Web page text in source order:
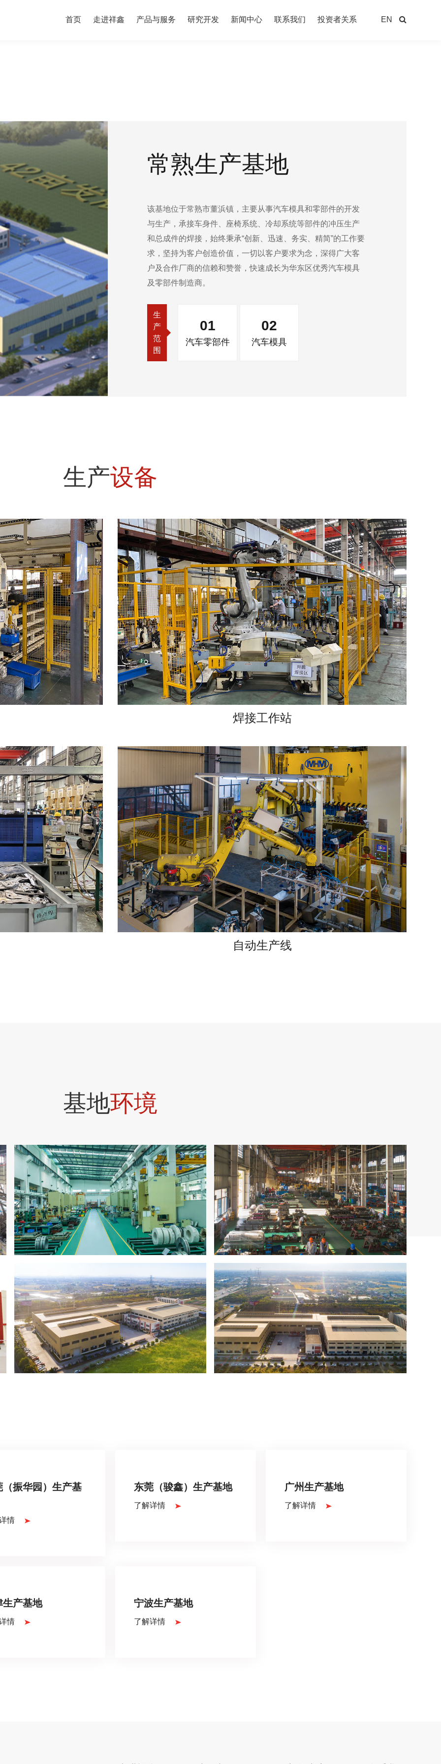
首页 走进祥鑫 产品与服务 研究开发 新闻中心 联系我们 投资者关系 EN
常熟生产基地
该基地位于常熟市董浜镇，主要从事汽车模具和零部件的开发
与生产，承接车身件、座椅系统、冷却系统等部件的冲压生产
和总成件的焊接，始终秉承“创新、迅速、务实、精简”的工作要
求，坚持为客户创造价值，一切以客户要求为念，深得广大客
户及合作厂商的信赖和赞誉，快速成长为华东区优秀汽车模具
及零部件制造商。
生
产
范
围
01
汽车零部件
02
汽车模具
生产设备
焊接工作站
自动生产线
基地环境
（振华园）生产基
情
东莞（骏鑫）生产基地
了解详情
广州生产基地
了解详情
生产基地
情
宁波生产基地
了解详情